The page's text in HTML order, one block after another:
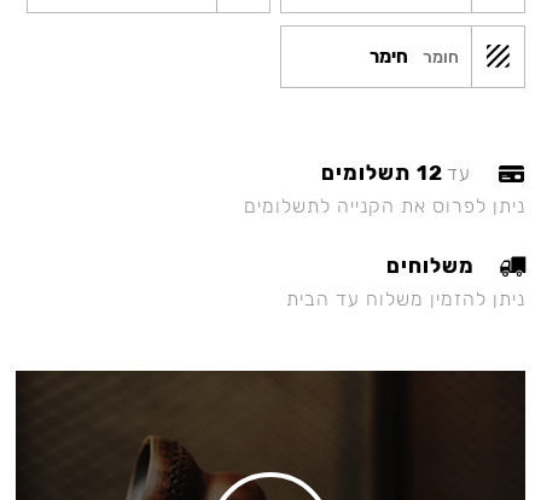
חומר חימר
עד 12 תשלומים
ניתן לפרוס את הקנייה לתשלומים
משלוחים
ניתן להזמין משלוח עד הבית